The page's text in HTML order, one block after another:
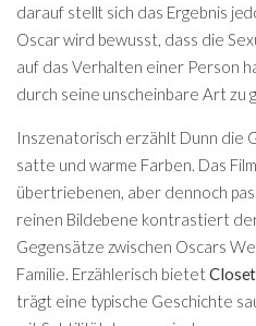
darauf stellt sich das Ergebnis
Oscar wird bewusst, dass die
auf das Verhalten einer Person
durch seine unscheinbare Art zu
Inszenatorisch erzählt Dunn die
satte und warme Farben. Das
übertriebenen, aber dennoch
reinen Bildebene kontrastiert
Gegensätze zwischen Oscars
Familie. Erzählerisch bietet
trägt eine typische Geschichte